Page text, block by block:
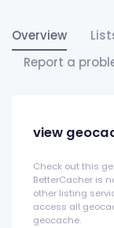
Overview
Report a
view
Check out this
BetterCacher is
other listing
access all
geocache.